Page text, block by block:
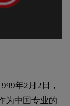
年2月2日，
为中国专业的